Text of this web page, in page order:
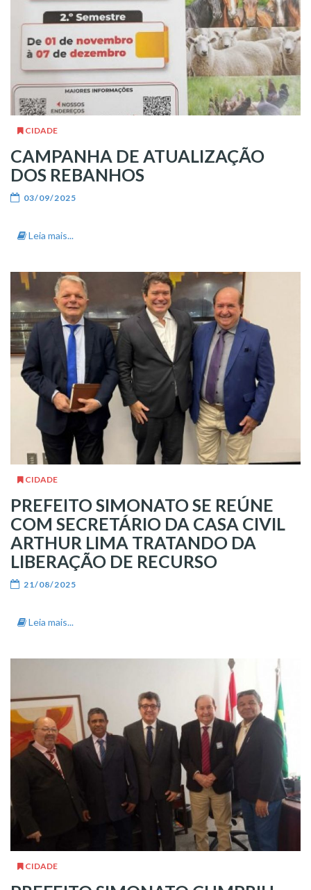
CIDADE
CAMPANHA DE ATUALIZAÇÃO
DOS REBANHOS
03/09/2025
Leia mais...
CIDADE
PREFEITO SIMONATO SE REÚNE
COM SECRETÁRIO DA CASA CIVIL
ARTHUR LIMA TRATANDO DA
LIBERAÇÃO DE RECURSO
21/08/2025
Leia mais...
CIDADE